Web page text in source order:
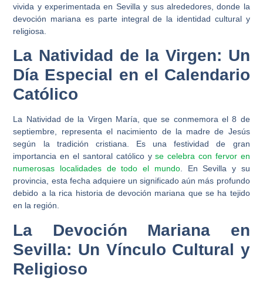
vivida y experimentada en Sevilla y sus alrededores, donde la
devoción mariana es parte integral de la identidad cultural y
religiosa.
La Natividad de la Virgen: Un
Día Especial en el Calendario
Católico
La Natividad de la Virgen María, que se conmemora el 8 de
septiembre, representa el nacimiento de la madre de Jesús
según la tradición cristiana. Es una festividad de gran
importancia en el santoral católico yse celebra con fervor en
numerosas localidades de todo el mundo. En Sevilla y su
provincia, esta fecha adquiere un significado aún más profundo
debido a la rica historia de devoción mariana que se ha tejido
en la región.
La Devoción Mariana en
Sevilla: Un Vínculo Cultural y
Religioso